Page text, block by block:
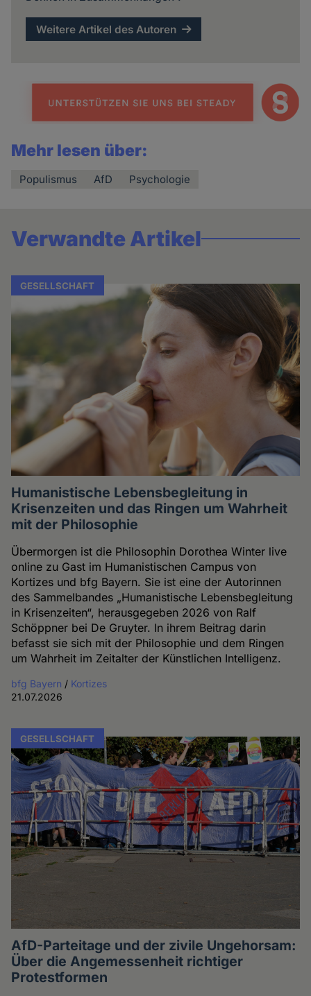
Weitere Artikel des Autoren
Mehr lesen über:
Populismus AfD Psychologie
Verwandte Artikel
GESELLSCHAFT
Humanistische Lebensbegleitung in
Krisenzeiten und das Ringen um Wahrheit
mit der Philosophie
Übermorgen ist die Philosophin Dorothea Winter live
online zu Gast im Humanistischen Campus von
Kortizes und bfg Bayern. Sie ist eine der Autorinnen
des Sammelbandes „Humanistische Lebensbegleitung
in Krisenzeiten“, herausgegeben 2026 von Ralf
Schöppner bei De Gruyter. In ihrem Beitrag darin
befasst sie sich mit der Philosophie und dem Ringen
um Wahrheit im Zeitalter der Künstlichen Intelligenz.
bfg Bayern / Kortizes
21.07.2026
GESELLSCHAFT
AfD-Parteitage und der zivile Ungehorsam:
Über die Angemessenheit richtiger
Protestformen